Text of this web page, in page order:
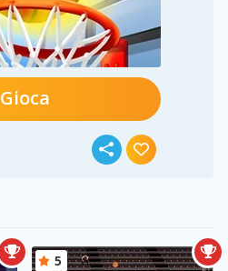
Gioca
5